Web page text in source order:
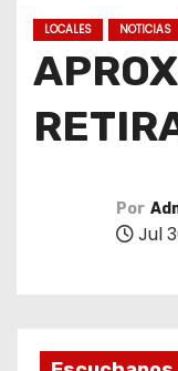
LOCALES NOTICIAS
Por
Jul